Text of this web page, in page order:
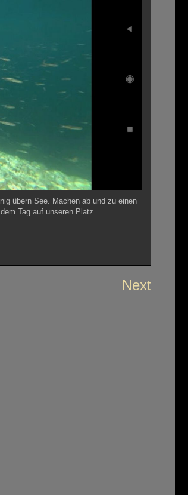
übern See. Machen ab und zu einen
Tag auf unseren Platz
Next